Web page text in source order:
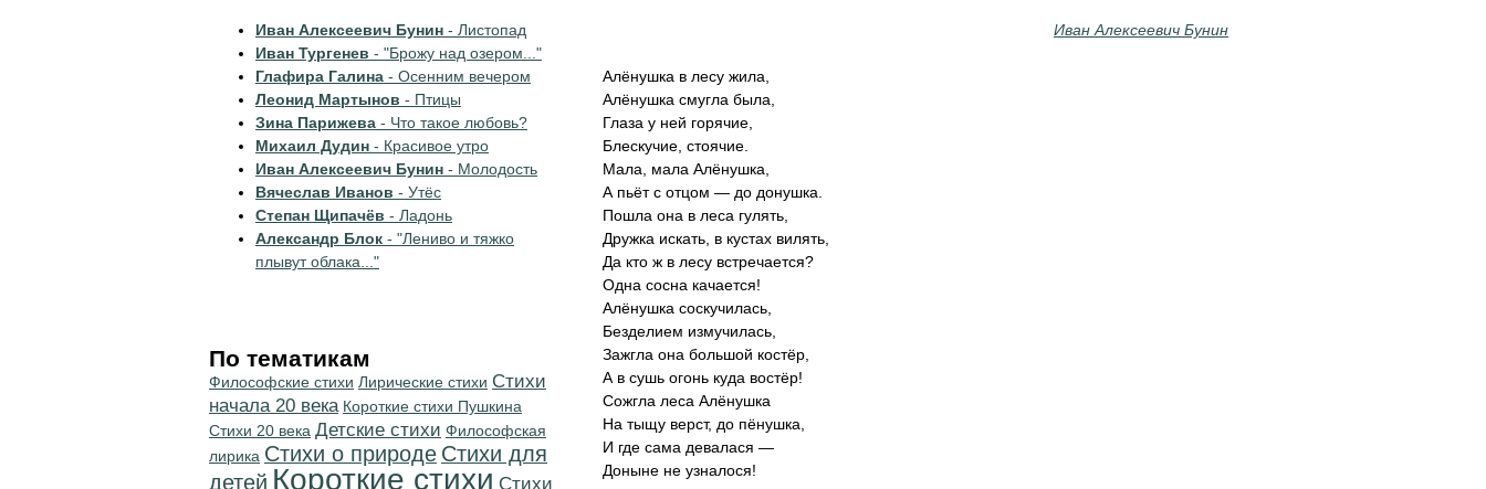
Иван Алексеевич Бунин
Алёнушка в лесу жила,
Алёнушка смугла была,
Глаза у ней горячие,
Блескучие, стоячие.
Мала, мала Алёнушка,
А пьёт с отцом — до донушка.
Пошла она в леса гулять,
Дружка искать, в кустах вилять,
Да кто ж в лесу встречается?
Одна сосна качается!
Алёнушка соскучилась,
Безделием измучилась,
Зажгла она большой костёр,
А в сушь огонь куда востёр!
Сожгла леса Алёнушка
На тыщу верст, до пёнушка,
И где сама девалася —
Доныне не узналося!
Иван Алексеевич Бунин - Листопад
Иван Тургенев - "Брожу над озером..."
Глафира Галина - Осенним вечером
Леонид Мартынов - Птицы
Зина Парижева - Что такое любовь?
Михаил Дудин - Красивое утро
Иван Алексеевич Бунин - Молодость
Вячеслав Иванов - Утёс
Степан Щипачёв - Ладонь
Александр Блок - "Лениво и тяжко
плывут облака..."
По тематикам
Философские стихи Лирические стихи Cтихи
начала 20 века Короткие стихи Пушкина
Стихи 20 века Детские стихи Философская
лирика Стихи о природе Стихи для
детей Короткие стихи Cтихи